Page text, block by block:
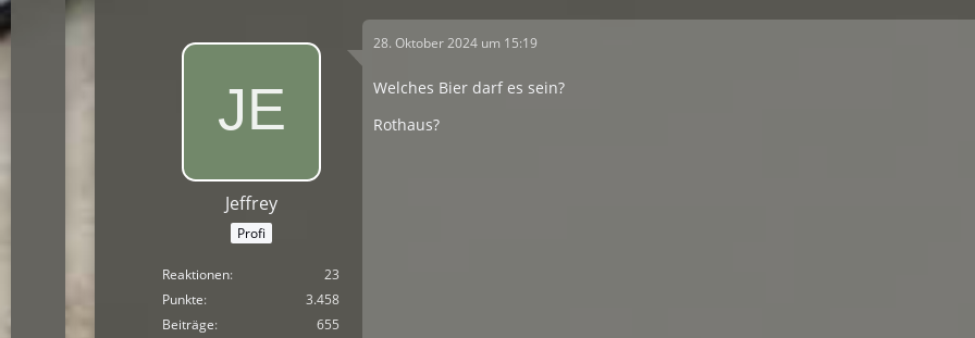
Jeffrey
Profi
Reaktionen
23
Punkte
3.458
Beiträge
655
28. Oktober 2024 um 15:19
Welches Bier darf es sein?
Rothaus?